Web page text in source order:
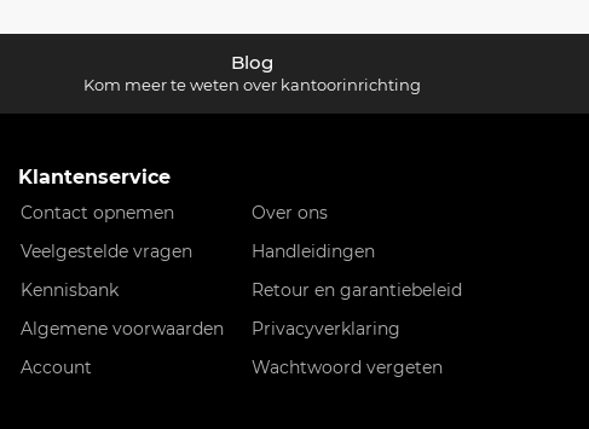
Blog
Kom meer te weten over kantoorinrichting
Klantenservice
Contact opnemen
Over ons
Veelgestelde vragen
Handleidingen
Kennisbank
Retour en garantiebeleid
Algemene voorwaarden
Privacyverklaring
Account
Wachtwoord vergeten